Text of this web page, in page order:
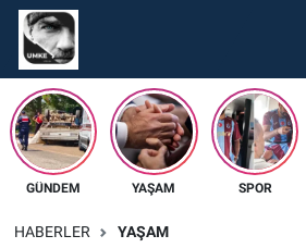
GÜNDEM YAŞAM SPOR
HABERLER YAŞAM
Gündem
Ekonomi
Spor
Nöbetçi Eczaneler
Hava Durumu
Namaz Vakitleri